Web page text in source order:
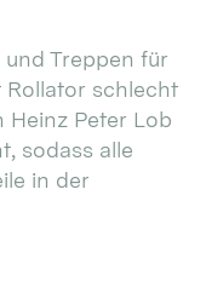
Treppen für
Rollator schlecht
Heinz Peter Lob
sodass alle
in der